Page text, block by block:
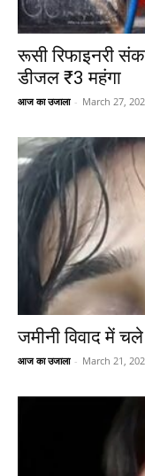
रूसी रिफाइनरी
डीजल ₹3 महंगा
आज का उजाला - March 27,
जमीनी विवाद में
आज का उजाला - March 21,